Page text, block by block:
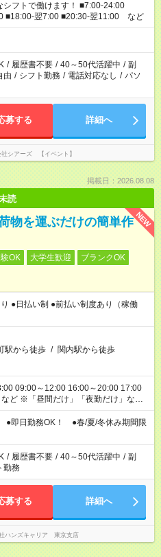
シフトで働けます！ ■7:00-24:00
■18:00-翌7:00 ■20:30-翌11:00 など
/ 履歴書不要 / 40～50代活躍中 / 副
由 / シフト勤務 / 電話対応なし / パソ
募する 詳細へ
社シアーズ 【イベント】
掲載日：2026.08.08
読
NEW
物を運ぶだけの簡単作
OK 大学生歓迎
ブランクOK
●日払い制 ●前払い制度あり（稼働
駅から徒歩 / 関内駅から徒歩
09:00～12:00 16:00～20:00 17:00
け」など
●即日勤務OK！ ●春/夏/冬休み期間限
/ 履歴書不要 / 40～50代活躍中 / 副
勤務
募する 詳細へ
ハンズキャリア 東京支店